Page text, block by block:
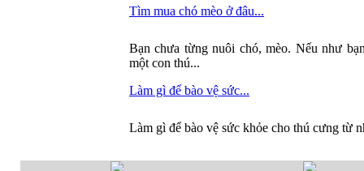
Tìm mua chó mèo ở đâu...
Bạn chưa từng nuôi chó, mèo. Nếu như
một con thú...
Làm gì để bào vệ sức...
Làm gì để bào vệ sức khỏe cho thú cưng từ